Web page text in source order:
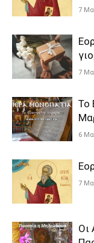
7
7
Το
6
7
Οι